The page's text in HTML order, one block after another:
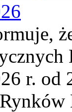
r. od